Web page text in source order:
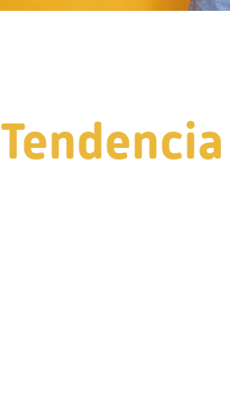
Tendencia